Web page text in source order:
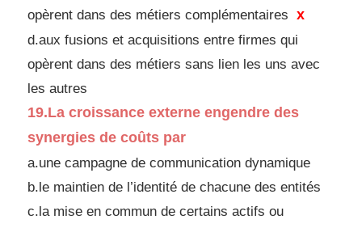
opèrent dans des métiers complémentaires x
d.aux fusions et acquisitions entre firmes qui
opèrent dans des métiers sans lien les uns avec
les autres
19.La croissance externe engendre des
synergies de coûts par
a.une campagne de communication dynamique
b.le maintien de l’identité de chacune des entités
c.la mise en commun de certains actifs ou